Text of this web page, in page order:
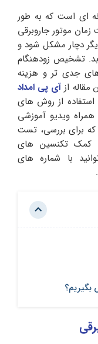
ای است که به طور
زمان موتور جاروبرقی
دچار مشکل شود و
تشخیص زودهنگام
جدی تر و هزینه
از آی پی امداد
استفاده از روش های
ویدیو آموزشی
که برای بررسی، تست
کمک تکنسین های
با شماره های
بگیریم؟